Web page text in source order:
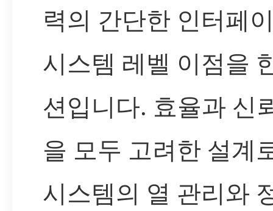
력의 간단한 인터페
시스템 레벨 이점을
션입니다. 효율과 신
을 모두 고려한 설계
시스템의 열 관리와